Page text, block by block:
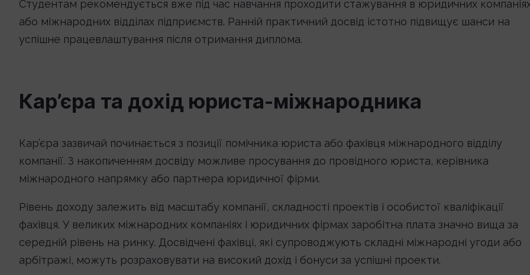
Студентам рекомендується вже під час навчання проходити стажування в юридичних
або міжнародних відділах підприємств. Ранній практичний досвід істотно підвищує шанси на
успішне працевлаштування після отримання диплома.
Кар’єра та дохід юриста-міжнародника
Кар’єра зазвичай починається з позиції помічника юриста або фахівця міжнародного відділу
компанії. З накопиченням досвіду можливе просування до провідного юриста, керівника
міжнародного напрямку або партнера юридичної фірми.
Рівень доходу залежить від масштабу компанії, складності проектів і особистої кваліфікації
фахівця. У великих міжнародних компаніях і юридичних фірмах заробітна плата значно вища за
середній рівень на ринку. Досвідчені фахівці, які супроводжують складні міжнародні угоди або
арбітражі, можуть розраховувати на високий дохід і бонуси за успішні проекти.